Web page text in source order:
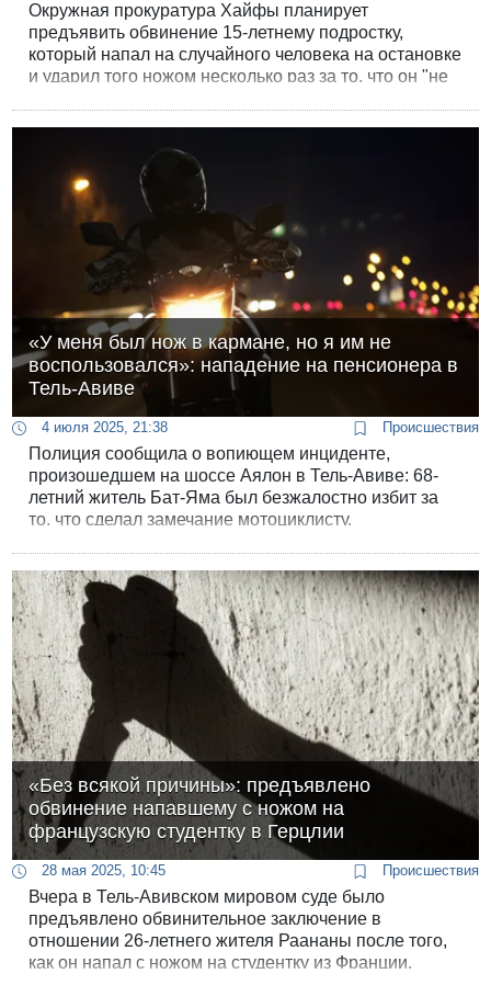
Окружная прокуратура Хайфы планирует
предъявить обвинение 15-летнему подростку,
который напал на случайного человека на остановке
и ударил того ножом несколько раз за то, что он "не
«У меня был нож в кармане, но я им не
воспользовался»: нападение на пенсионера в
Тель-Авиве
4 июля 2025, 21:38 Происшествия
Полиция сообщила о вопиющем инциденте,
произошедшем на шоссе Аялон в Тель-Авиве: 68-
летний житель Бат-Яма был безжалостно избит за
то, что сделал замечание мотоциклисту.
«Без всякой причины»: предъявлено
обвинение напавшему с ножом на
французскую студентку в Герцлии
28 мая 2025, 10:45 Происшествия
Вчера в Тель-Авивском мировом суде было
предъявлено обвинительное заключение в
отношении 26-летнего жителя Раананы после того,
как он напал с ножом на студентку из Франции.